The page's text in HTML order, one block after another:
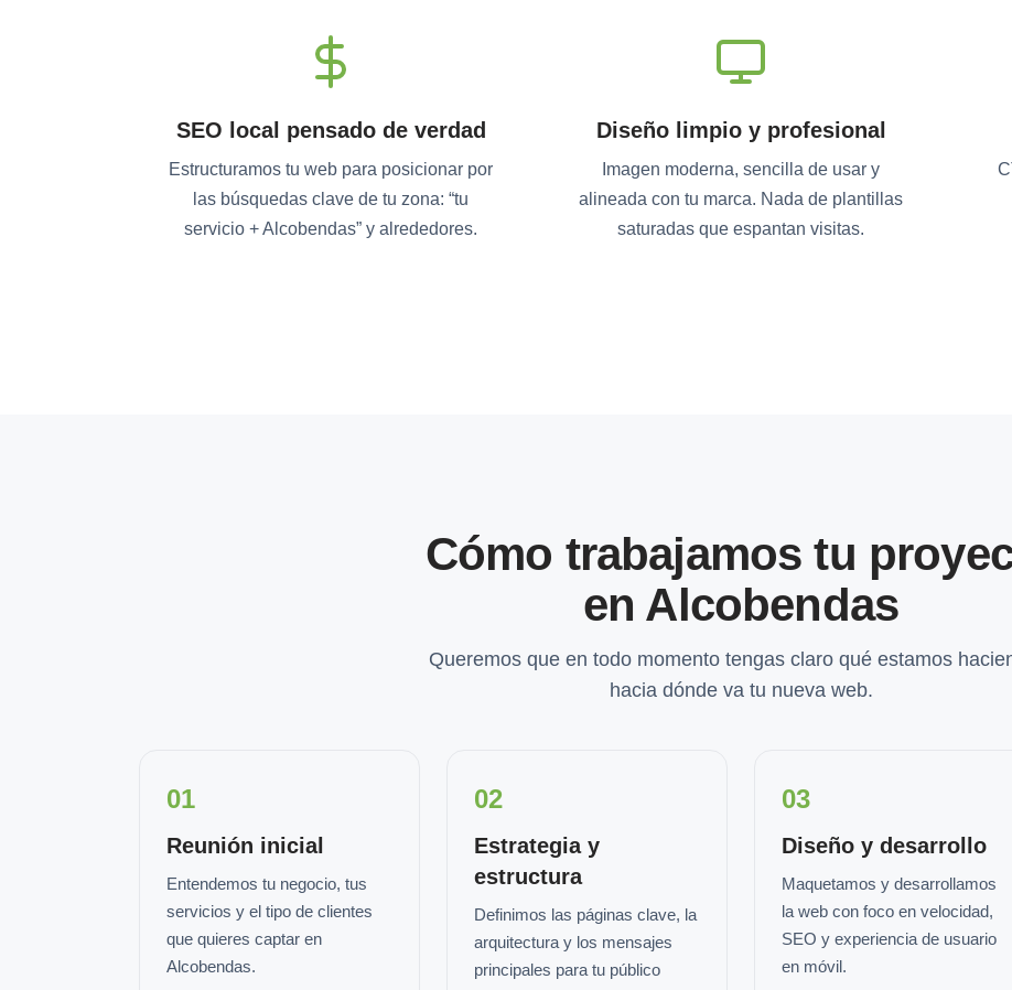
SEO local pensado de verdad
Estructuramos tu web para posicionar por
las búsquedas clave de tu zona: “tu
servicio + Alcobendas” y alrededores.
Diseño limpio y profesional
Imagen moderna, sencilla de usar y
alineada con tu marca. Nada de plantillas
saturadas que espantan visitas.
Cómo trabajamos tu
en Alcobendas
Queremos que en todo momento tengas claro qué estamos
hacia dónde va tu nueva web.
01
Reunión inicial
Entendemos tu negocio, tus
servicios y el tipo de clientes
que quieres captar en
Alcobendas.
02
Estrategia y
estructura
Definimos las páginas clave, la
arquitectura y los mensajes
principales para tu público
03
Diseño y desarrollo
Maquetamos y desarrollamos
la web con foco en velocidad,
SEO y experiencia de usuario
en móvil.